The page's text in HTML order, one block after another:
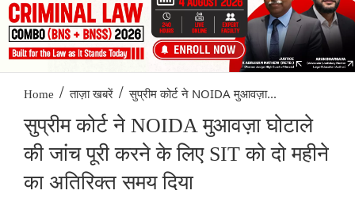
Home / ताज़ा खबरें / सुप्रीम कोर्ट ने NOIDA मुआवज़ा...
सुप्रीम कोर्ट ने NOIDA मुआवज़ा घोटाले
की जांच पूरी करने के लिए SIT को दो महीने
का अतिरिक्त समय दिया